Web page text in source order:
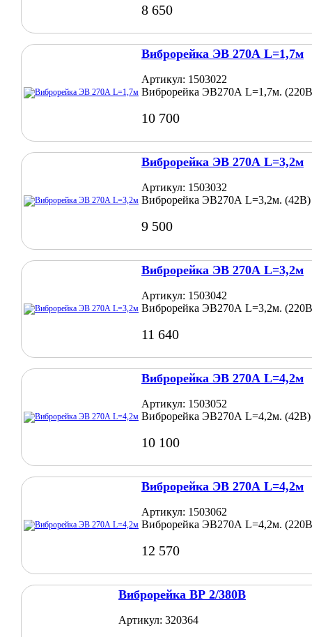
8 650
Виброрейка ЭВ 270А L=1,7м
Артикул: 1503022
Виброрейка ЭВ270А L=1,7м.
10 700
Виброрейка ЭВ 270А L=3,2м
Артикул: 1503032
Виброрейка ЭВ270А L=3,2м. (42В)
9 500
Виброрейка ЭВ 270А L=3,2м
Артикул: 1503042
Виброрейка ЭВ270А L=3,2м.
11 640
Виброрейка ЭВ 270А L=4,2м
Артикул: 1503052
Виброрейка ЭВ270А L=4,2м. (42В)
10 100
Виброрейка ЭВ 270А L=4,2м
Артикул: 1503062
Виброрейка ЭВ270А L=4,2м.
12 570
Виброрейка ВР 2/380В
Артикул: 320364